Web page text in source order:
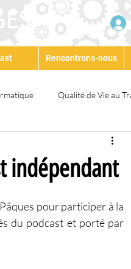
Rencontrons-nous
Qualité de Vie au
indépendant
pour participer à la
du podcast et porté par